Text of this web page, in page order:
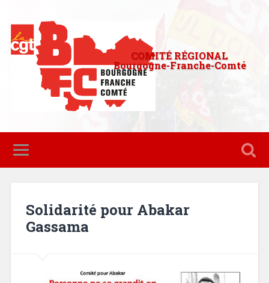
COMITÉ RÉGIONAL
Bourgogne-Franche-Comté
Solidarité pour Abakar
Gassama